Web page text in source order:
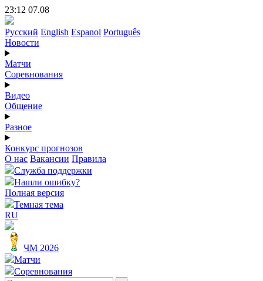
23:12 07.08
Русский English Espanol Português
Новости
Матчи
Соревнования
Видео
Общение
Разное
Конкурс прогнозов
О нас Вакансии Правила
Служба поддержки
Нашли ошибку?
Полная версия
Темная тема
RU
ЧМ 2026
Матчи
Соревнования